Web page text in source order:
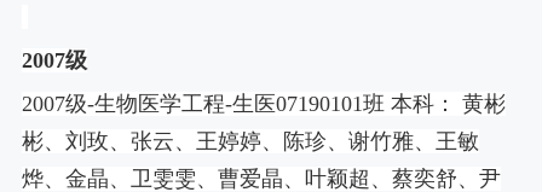
2007级
2007级-生物医学工程-生医07190101班 本科： 黄彬
彬、刘玫、张云、王婷婷、陈珍、谢竹雅、王敏
烨、金晶、卫雯雯、曹爱晶、叶颖超、蔡奕舒、尹